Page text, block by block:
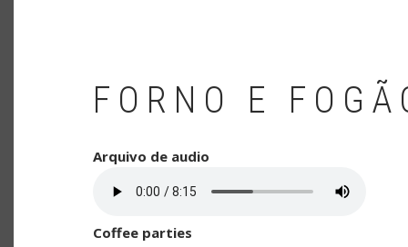
FORNO E
Arquivo de audio
Coffee parties